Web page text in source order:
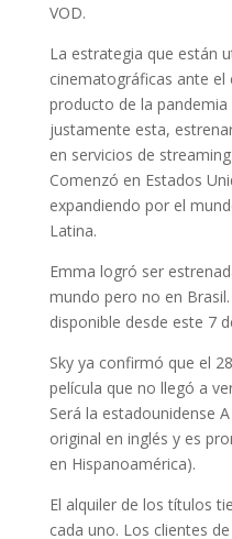
VOD.
La estrategia que están
cinematográficas ante el
producto de la pandemia
justamente esta,
en servicios de
Comenzó en Estados
expandiendo por el
Latina.
Emma logró ser
mundo pero no en
disponible desde este 7
Sky ya confirmó que el
película que no llegó a
Será la estadounidense
original en inglés y es
en Hispanoamérica).
El alquiler de los títulos
cada uno. Los clientes